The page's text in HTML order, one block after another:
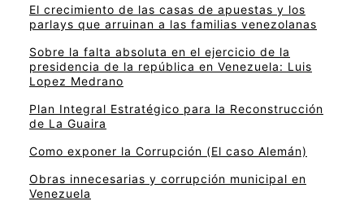
El crecimiento de las casas de apuestas y los
parlays que arruinan a las familias venezolanas
Sobre la falta absoluta en el ejercicio de la
presidencia de la república en Venezuela: Luis
Lopez Medrano
Plan Integral Estratégico para la Reconstrucción
de La Guaira
Como exponer la Corrupción (El caso Alemán)
Obras innecesarias y corrupción municipal en
Venezuela